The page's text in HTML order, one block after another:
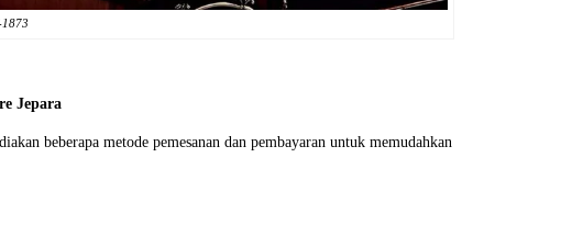
Jepara
beberapa metode pemesanan dan pembayaran untuk memudahkan